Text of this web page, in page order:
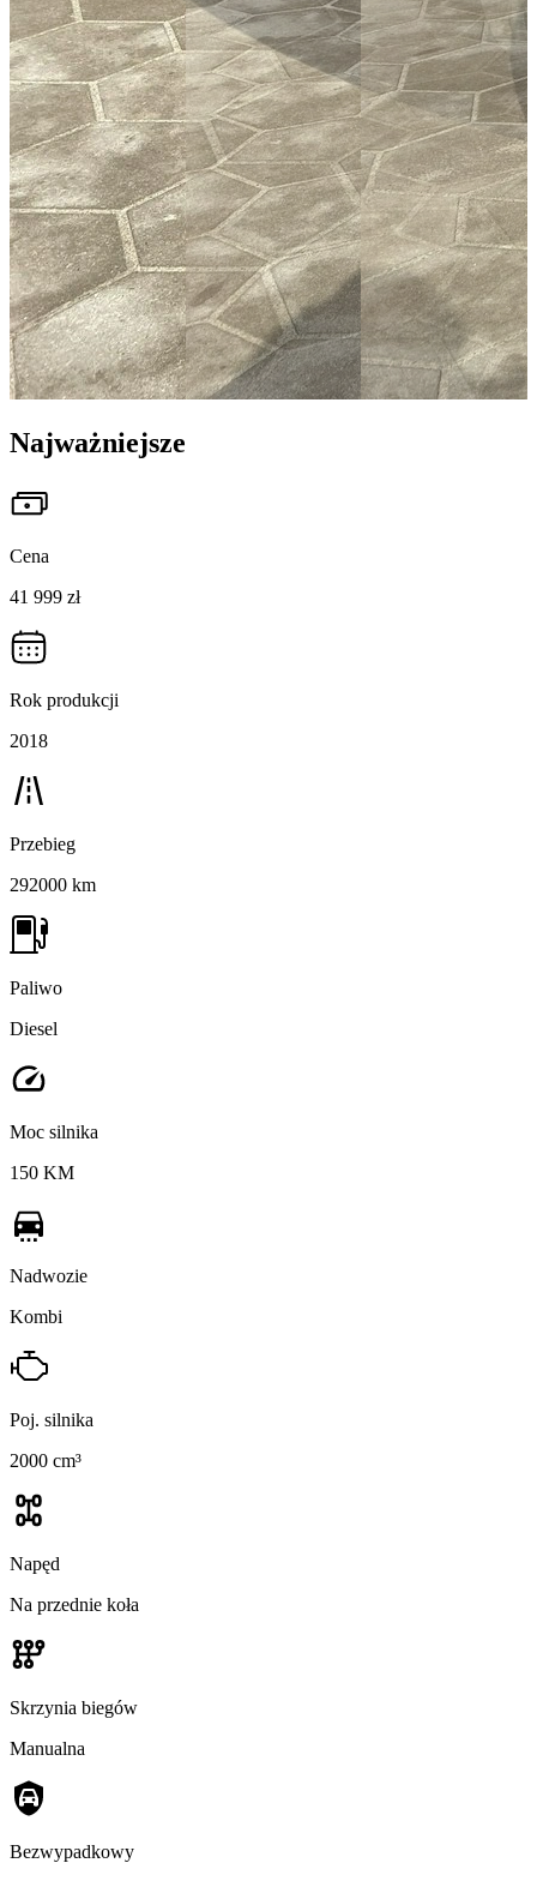
Najważniejsze
Cena
41 999 zł
Rok produkcji
2018
Przebieg
292000 km
Paliwo
Diesel
Moc silnika
150 KM
Nadwozie
Kombi
Poj. silnika
2000 cm³
Napęd
Na przednie koła
Skrzynia biegów
Manualna
Bezwypadkowy